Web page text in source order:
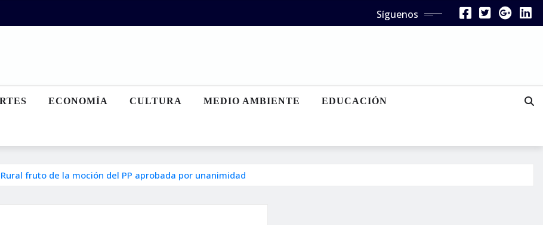
Síguenos
ECONOMÍA CULTURA MEDIO AMBIENTE EDUCACIÓN
fruto de la moción del PP aprobada por unanimidad